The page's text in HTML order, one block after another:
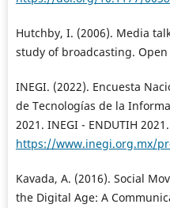
Hutchby, I. (2006). Media
study of broadcasting. Open
INEGI. (2022). Encuesta
de Tecnologías de la
2021. INEGI - ENDUTIH 2021.
https://www.inegi.org.mx/
Kavada, A. (2016). Social
the Digital Age: A